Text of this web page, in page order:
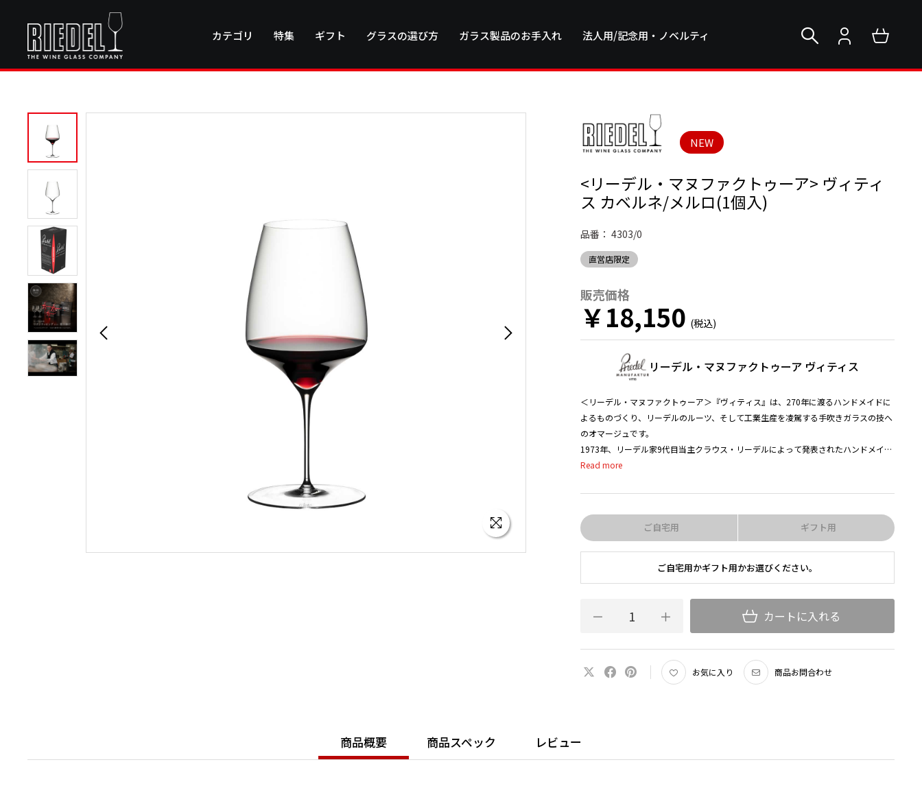
カテゴリ 特集 ギフト グラスの選び方 ガラス製品のお手入れ 法人用/記念用・ノベルティ
NEW
<リーデル・マヌファクトゥーア> ヴィティ
ス カベルネ/メルロ(1個入)
品番：4303/0
直営店限定
販売価格
￥18,150
リーデル・マヌファクトゥーア ヴィティス
＜リーデル・マヌファクトゥーア＞『ヴィティス』は、270年に渡るハンドメイドに
よるものづくり、リーデルのルーツ、そして工業生産を凌駕する手吹きガラスの技へ
のオマージュです。
1973年、リーデル家9代目当主クラウス・リーデルによって発表されたハンドメイド
の＜ソムリエ＞シリーズは、ブドウ品種ごとに最適化されたグラス形状という革新的
的グラスの開発を続け、世界中のワイン愛好家やプロフェッショナルから高い評価を
得てきました。
■リーデル家11代目当主マキシミリアン・リーデルによるデザイン
社が長年培ってきたものづくりの哲学やルーツを反映し、当主自らデザインしまし
台座裏中央に推奨ブドウ品種が刻印されています。 ※ウィスキー/ウォーターに
シャンパングラスを含む6種のワイングラスとタンブラーを加えた全７種。実用的
なニーズを反映し、全体の高さをやや抑えた設計とすることで、扱いやすさとエレガ
ご自宅用 ギフト用
ご自宅用かギフト用かお選びください。
カートに入れる
お気に入り 商品お問合わせ
商品概要 商品スペック レビュー